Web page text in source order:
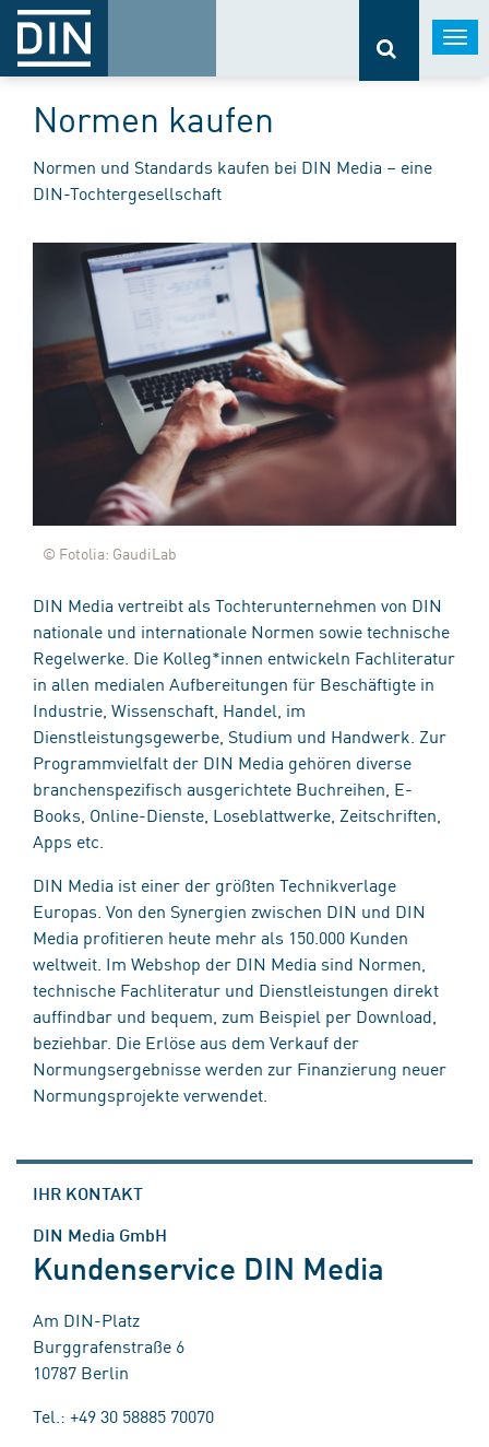
Normen kaufen
Normen und Standards kaufen bei DIN Media – eine
DIN-Tochtergesellschaft
© Fotolia: GaudiLab
DIN Media vertreibt als Tochterunternehmen von DIN
nationale und internationale Normen sowie technische
Regelwerke. Die Kolleg*innen entwickeln Fachliteratur
in allen medialen Aufbereitungen für Beschäftigte in
Industrie, Wissenschaft, Handel, im
Dienstleistungsgewerbe, Studium und Handwerk. Zur
Programmvielfalt der DIN Media gehören diverse
branchenspezifisch ausgerichtete Buchreihen, E-
Books, Online-Dienste, Loseblattwerke, Zeitschriften,
Apps etc.
DIN Media ist einer der größten Technikverlage
Europas. Von den Synergien zwischen DIN und DIN
Media profitieren heute mehr als 150.000 Kunden
weltweit. Im Webshop der DIN Media sind Normen,
technische Fachliteratur und Dienstleistungen direkt
auffindbar und bequem, zum Beispiel per Download,
beziehbar. Die Erlöse aus dem Verkauf der
Normungsergebnisse werden zur Finanzierung neuer
Normungsprojekte verwendet.
IHR KONTAKT
DIN Media GmbH
Kundenservice DIN Media
Am DIN-Platz
Burggrafenstraße 6
10787 Berlin
Tel.: +49 30 58885 70070